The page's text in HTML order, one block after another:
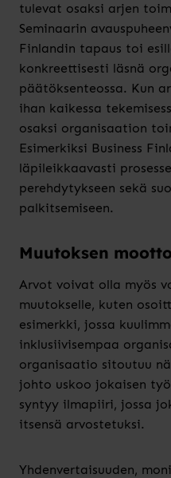
tulevat osaksi arjen
Seminaarin
Finlandin tapaus toi
konkreettisesti läsnä
päätöksenteossa. Kun
ihan kaikessa
osaksi organisaation
Esimerkiksi Business
läpileikkaavasti
perehdytykseen sekä
palkitsemiseen.
Muutoksen
Arvot voivat olla myös
muutokselle, kuten
esimerkki, jossa
inklusiivisempaa
organisaatio sitoutuu
johto uskoo jokaisen
syntyy ilmapiiri, jossa
itsensä arvostetuksi.
Yhdenvertaisuuden,